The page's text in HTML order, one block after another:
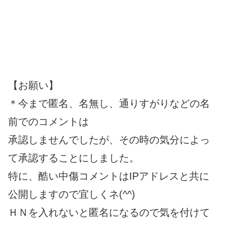
【お願い】
＊今まで匿名、名無し、通りすがりなどの名
前でのコメントは
承認しませんでしたが、その時の気分によっ
て承認することにしました。
特に、酷い中傷コメントはIPアドレスと共に
公開しますので宜しくネ(^^)
ＨＮを入れないと匿名になるので気を付けて